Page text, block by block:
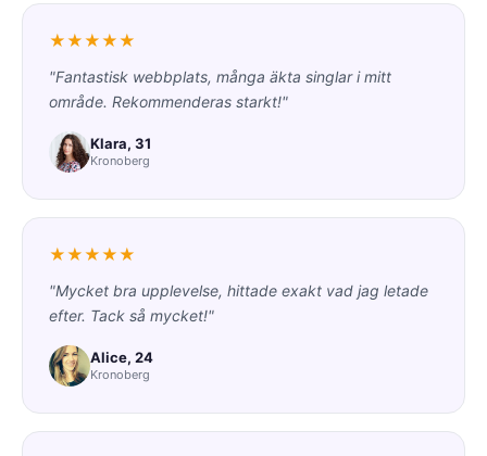
★★★★★
"Fantastisk webbplats, många äkta singlar i mitt
område. Rekommenderas starkt!"
Klara, 31
Kronoberg
★★★★★
"Mycket bra upplevelse, hittade exakt vad jag letade
efter. Tack så mycket!"
Alice, 24
Kronoberg